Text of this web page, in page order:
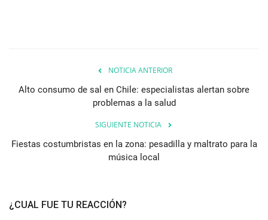
NOTICIA ANTERIOR
Alto consumo de sal en Chile: especialistas alertan sobre
problemas a la salud
SIGUIENTE NOTICIA
Fiestas costumbristas en la zona: pesadilla y maltrato para la
música local
¿CUAL FUE TU REACCIÓN?